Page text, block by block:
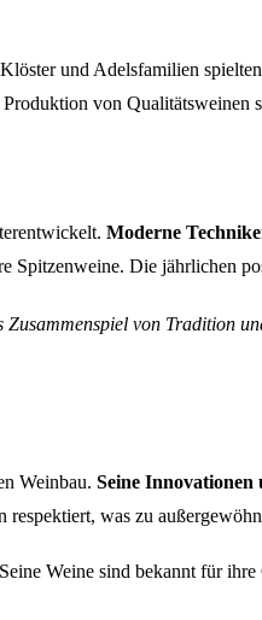
und Adelsfamilien
von Qualitätsweinen
Moderne
Die jährlichen
Zusammenspiel von Tradition
Weinbau. Seine
was zu
Weine sind bekannt für